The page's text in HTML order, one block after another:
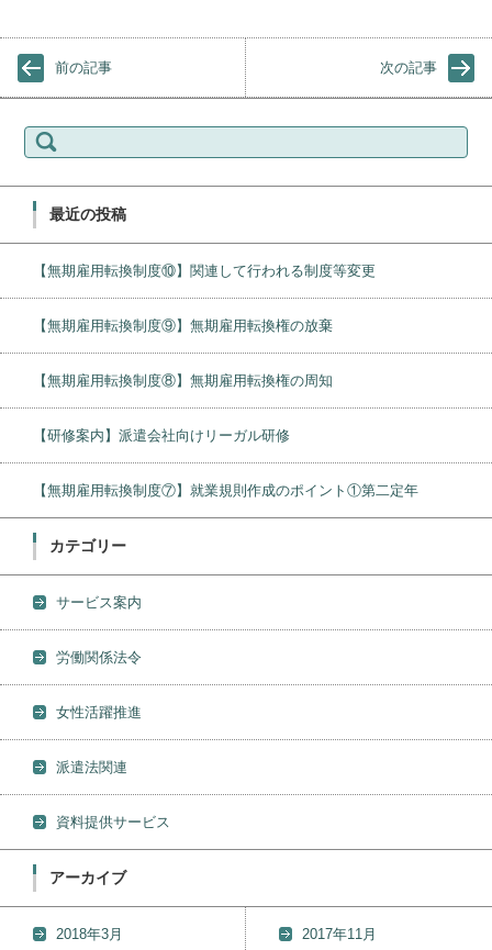
前の記事 次の記事
索:
最近の投稿
【無期雇用転換制度⑩】関連して行われる制度等変更
【無期雇用転換制度⑨】無期雇用転換権の放棄
【無期雇用転換制度⑧】無期雇用転換権の周知
【研修案内】派遣会社向けリーガル研修
【無期雇用転換制度⑦】就業規則作成のポイント①第二定年
カテゴリー
サービス案内
労働関係法令
女性活躍推進
派遣法関連
資料提供サービス
アーカイブ
2018年3月 2017年11月